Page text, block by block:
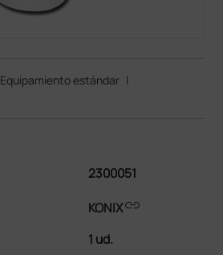
Equipamiento estándar |
2300051
KONIXlink
1 ud.